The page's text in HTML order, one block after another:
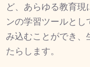
ど、あらゆる教育
ンの学習ツールと
み込むことができ、
たらします。